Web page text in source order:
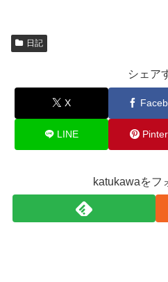
日記
シェア
X
LINE
katukawaをフ